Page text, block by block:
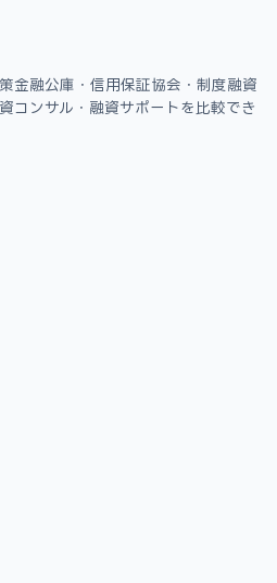
金融公庫・信用保証協会・制度融資
コンサル・融資サポートを比較でき